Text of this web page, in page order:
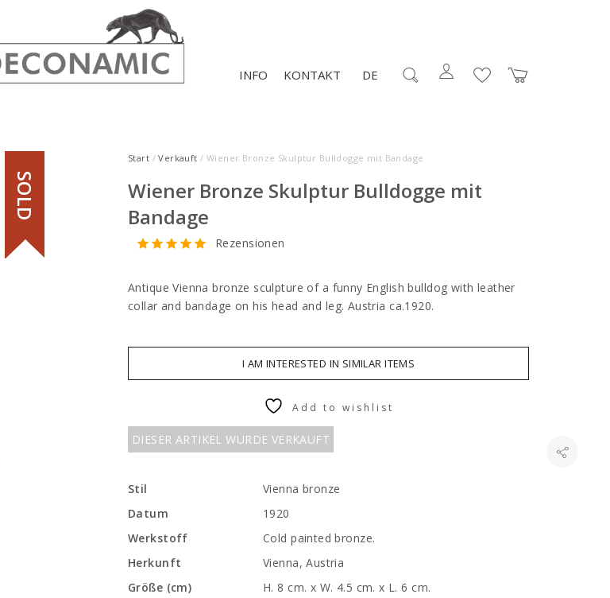
KONTAKT
INFO DE
SOLD
Start /Verkauft / Wiener Bronze Skulptur Bulldogge mit Bandage
Wiener Bronze Skulptur Bulldogge mit
Bandage
Rezensionen
Antique Vienna bronze sculpture of a funny English bulldog with leather
collar and bandage on his head and leg. Austria ca.1920.
I AM INTERESTED IN SIMILAR ITEMS
DIESER ARTIKEL WURDE VERKAUFT
Add to wishlist
Stil
Vienna bronze
Datum
1920
Werkstoff
Cold painted bronze.
Herkunft
Vienna, Austria
Größe (cm)
H. 8 cm. x W. 4.5 cm. x L. 6 cm.